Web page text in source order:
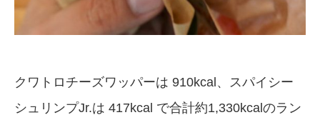
クワトロチーズワッパーは 910kcal、スパイシー
シュリンプJr.は 417kcal で合計約1,330kcalのラン